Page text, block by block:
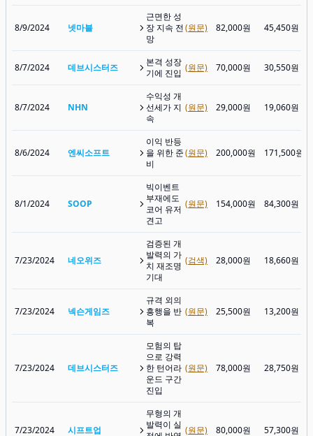
8/9/2024 넷마블
근면한 성
장 지속 전
망
(원문) 82,000원 45,450원
8/7/2024 데브시스터즈
본격 성장
기에 진입 (원문) 70,000원 30,550원
8/7/2024 NHN
수익성 개
선세가 지
속
(원문) 29,000원 19,060원
8/6/2024 엔씨소프트
이익 반등
을 위한 준
비
(원문) 200,000원 171,500원
8/1/2024 SOOP
빅이벤트
부재에도
코어 유저
견고
(원문) 154,000원 84,300원
7/23/2024 네오위즈
검증된 개
발력의 가
치 재조명
기대
(검색) 28,000원 18,660원
7/23/2024 넥슨게임즈
규격 외의
흥행을 반
복
(원문) 25,500원 13,200원
7/23/2024 데브시스터즈
모험의 탑
으로 강력
한 턴어라
운드 구간
진입
(원문) 78,000원 28,750원
7/23/2024 시프트업
무형의 개
발력이 실 (원문) 80,000원 57,300원